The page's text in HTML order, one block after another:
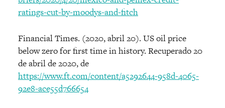
ratings-cut-by-moodys-and-fitch
Financial Times. (2020, abril 20). US oil price
below zero for first time in history. Recuperado 20
de abril de 2020, de
https://www.ft.com/content/a5292644-958d-4065-
92e8-ace55d766654